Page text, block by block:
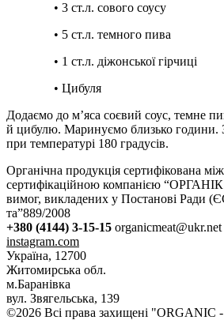
• 3 ст.л. сового соусу
• 5 ст.л. темного пива
• 1 ст.л. діжонської гірчиці
• Цибуля
Додаємо до м’яса соєвий соус, темне
й цибулю. Маринуємо близько години.
при температурі 180 градусів.
Органічна продукція сертифікована
сертифікаційною компанією
вимог, викладених у Постанові Ради
та”889/2008
+380 (4144) 3-15-15 organicmeat@ukr.net
instagram.com
Україна, 12700
Житомирська обл.
м.Баранівка
вул. Звягельська, 139
©2026 Всі права захищені "ORGANIC